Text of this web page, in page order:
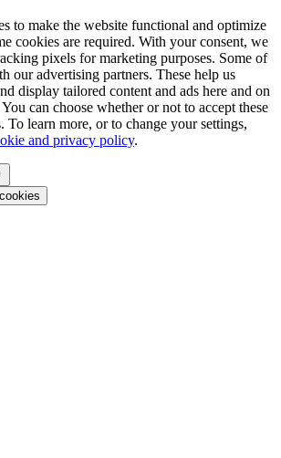
to make the website functional and optimize
cookies are required. With your consent, we
pixels for marketing purposes. Some of
our advertising partners. These help us
display tailored content and ads here and on
can choose whether or not to accept these
To learn more, or to change your settings,
and privacy policy.